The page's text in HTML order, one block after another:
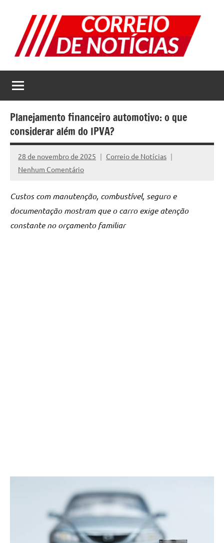
conteúdo
Correio
de
Notícias
as
melhores
notícias
internet
Planejamento financeiro automotivo: o que
considerar além do IPVA?
28 de novembro de 2025
Correio de Notícias
Nenhum Comentário
Custos com manutenção, combustível, seguro e
documentação mostram que o carro exige atenção
constante no orçamento familiar